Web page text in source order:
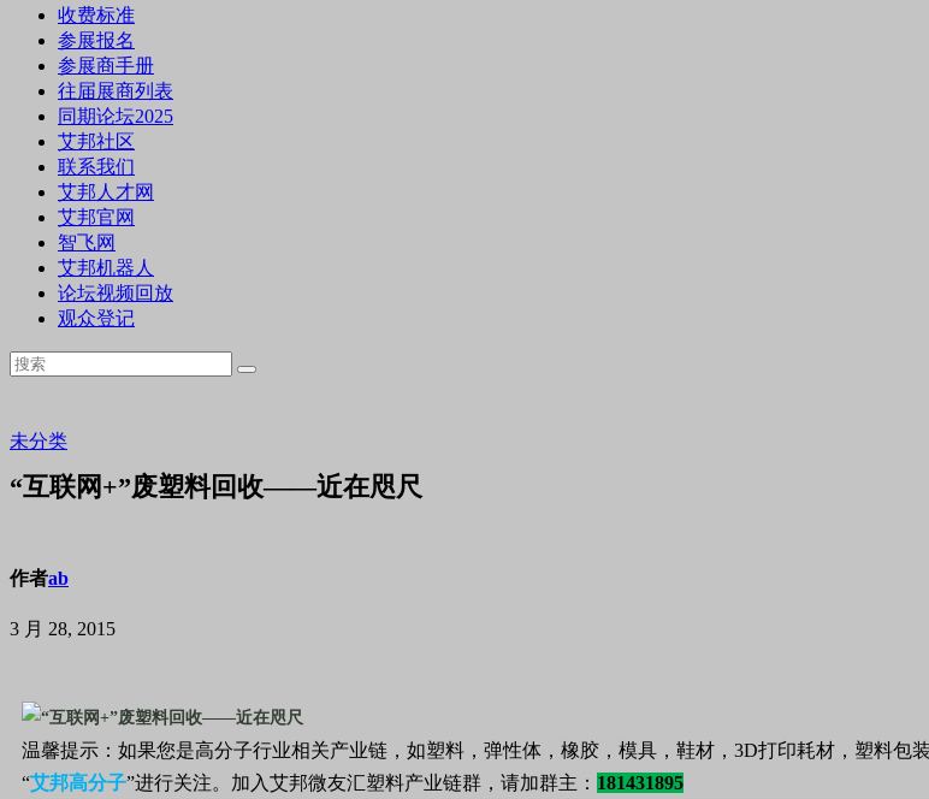
收费标准
参展报名
参展商手册
往届展商列表
同期论坛2025
艾邦社区
联系我们
艾邦人才网
艾邦官网
智飞网
艾邦机器人
论坛视频回放
观众登记
未分类
“互联网+”废塑料回收——近在咫尺
作者ab
3 月 28, 2015
温馨提示：如果您是高分子行业相关产业链，如塑料，弹性体，橡胶，模具，鞋材，3D打印耗材，塑料包
“艾邦高分子”进行关注。加入艾邦微友汇塑料产业链群，请加群主： 181431895